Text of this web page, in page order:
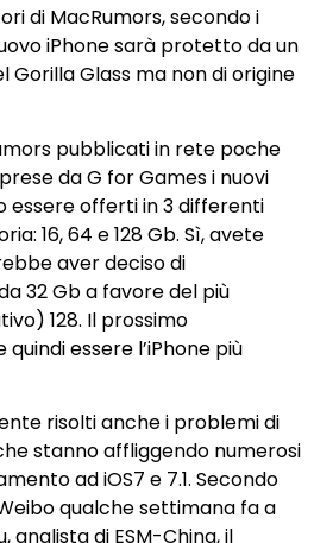
di MacRumors, secondo i
iPhone sarà protetto da un
Glass ma non di origine
pubblicati in rete poche
da G for Games i nuovi
offerti in 3 differenti
16, 64 e 128 Gb. Sì, avete
aver deciso di
32 Gb a favore del più
128. Il prossimo
essere l’iPhone più
risolti anche i problemi di
stanno affliggendo numerosi
ad iOS7 e 7.1. Secondo
qualche settimana fa a
analista di ESM-China, il